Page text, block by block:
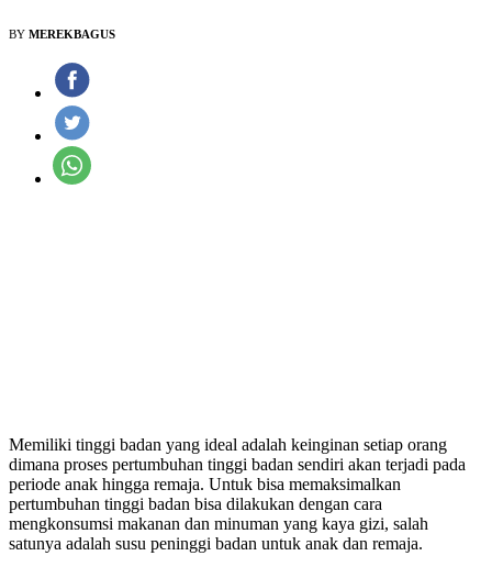
BY MEREKBAGUS
Memiliki tinggi badan yang ideal adalah keinginan setiap orang
dimana proses pertumbuhan tinggi badan sendiri akan terjadi pada
periode anak hingga remaja. Untuk bisa memaksimalkan
pertumbuhan tinggi badan bisa dilakukan dengan cara
mengkonsumsi makanan dan minuman yang kaya gizi, salah
satunya adalah susu peninggi badan untuk anak dan remaja.